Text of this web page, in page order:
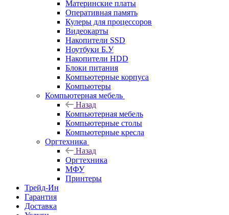
Материнские платы
Оперативная память
Кулеры для процессоров
Видеокарты
Накопители SSD
Ноутбуки Б.У
Накопители HDD
Блоки питания
Компьютерные корпуса
Компьютеры
Компьютерная мебель
Назад
Компьютерная мебель
Компьютерные столы
Компьютерные кресла
Оргтехника
Назад
Оргтехника
МФУ
Принтеры
Трейд-Ин
Гарантия
Доставка